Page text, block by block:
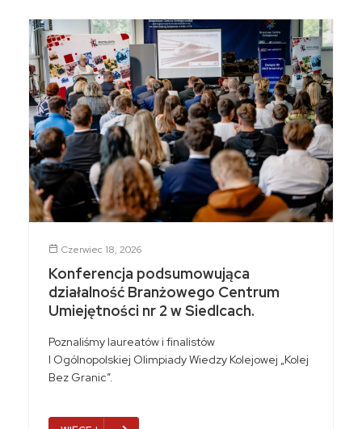
Czerwiec 18, 2026
Konferencja podsumowująca
działalność Branżowego Centrum
Umiejętności nr 2 w Siedlcach.
Poznaliśmy laureatów i finalistów
I Ogólnopolskiej Olimpiady Wiedzy Kolejowej „Kolej
Bez Granic”.